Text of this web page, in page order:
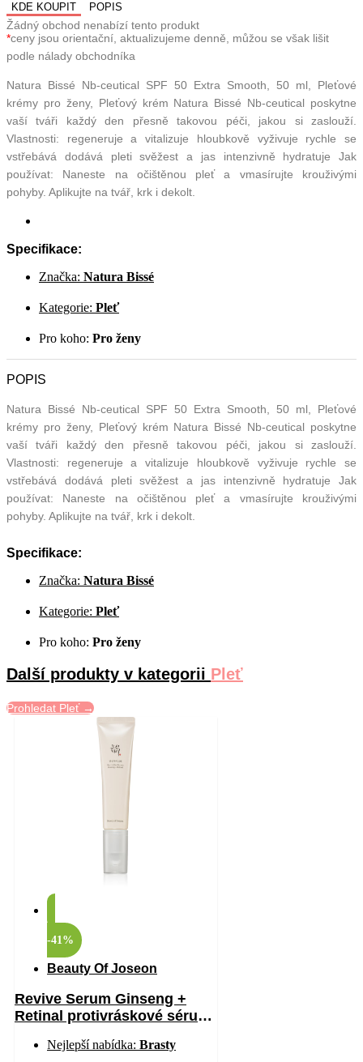
KDE KOUPIT POPIS
Žádný obchod nenabízí tento produkt
*ceny jsou orientační, aktualizujeme denně, můžou se však lišit
podle nálady obchodníka
Natura Bissé Nb-ceutical SPF 50 Extra Smooth, 50 ml, Pleťové
krémy pro ženy, Pleťový krém Natura Bissé Nb-ceutical poskytne
vaší tváři každý den přesně takovou péči, jakou si zaslouží.
Vlastnosti: regeneruje a vitalizuje hloubkově vyživuje rychle se
vstřebává dodává pleti svěžest a jas intenzivně hydratuje Jak
používat: Naneste na očištěnou pleť a vmasírujte krouživými
pohyby. Aplikujte na tvář, krk i dekolt.
Specifikace:
Značka: Natura Bissé
Kategorie: Pleť
Pro koho: Pro ženy
POPIS
Natura Bissé Nb-ceutical SPF 50 Extra Smooth, 50 ml, Pleťové
krémy pro ženy, Pleťový krém Natura Bissé Nb-ceutical poskytne
vaší tváři každý den přesně takovou péči, jakou si zaslouží.
Vlastnosti: regeneruje a vitalizuje hloubkově vyživuje rychle se
vstřebává dodává pleti svěžest a jas intenzivně hydratuje Jak
používat: Naneste na očištěnou pleť a vmasírujte krouživými
pohyby. Aplikujte na tvář, krk i dekolt.
Specifikace:
Značka: Natura Bissé
Kategorie: Pleť
Pro koho: Pro ženy
Další produkty v kategorii Pleť
Prohledat Pleť →
-41%
Beauty Of Joseon
Revive Serum Ginseng +
Retinal protivráskové sérum
Nejlepší nabídka: Brasty